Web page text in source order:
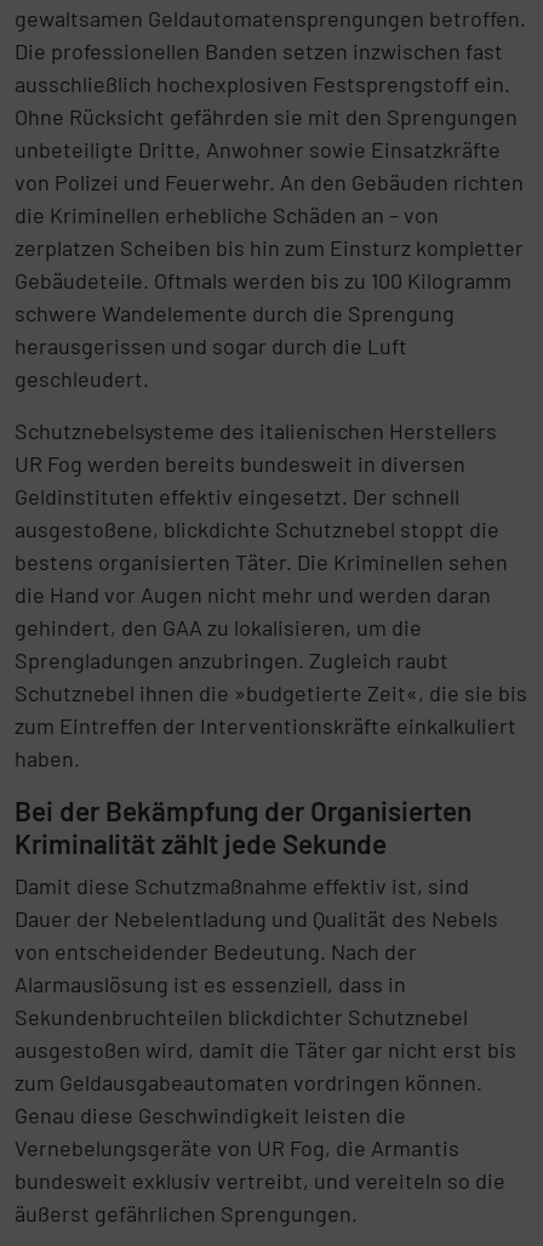
gewaltsamen Geldautomatensprengungen betroffen.
Die professionellen Banden setzen inzwischen fast
ausschließlich hochexplosiven Festsprengstoff ein.
Ohne Rücksicht gefährden sie mit den Sprengungen
unbeteiligte Dritte, Anwohner sowie Einsatzkräfte
von Polizei und Feuerwehr. An den Gebäuden richten
die Kriminellen erhebliche Schäden an – von
zerplatzen Scheiben bis hin zum Einsturz kompletter
Gebäudeteile. Oftmals werden bis zu 100 Kilogramm
schwere Wandelemente durch die Sprengung
herausgerissen und sogar durch die Luft
geschleudert.
Schutznebelsysteme des italienischen Herstellers
UR Fog werden bereits bundesweit in diversen
Geldinstituten effektiv eingesetzt. Der schnell
ausgestoßene, blickdichte Schutznebel stoppt die
bestens organisierten Täter. Die Kriminellen sehen
die Hand vor Augen nicht mehr und werden daran
gehindert, den GAA zu lokalisieren, um die
Sprengladungen anzubringen. Zugleich raubt
Schutznebel ihnen die »budgetierte Zeit«, die sie bis
zum Eintreffen der Interventionskräfte einkalkuliert
haben.
Bei der Bekämpfung der Organisierten
Kriminalität zählt jede Sekunde
Damit diese Schutzmaßnahme effektiv ist, sind
Dauer der Nebelentladung und Qualität des Nebels
von entscheidender Bedeutung. Nach der
Alarmauslösung ist es essenziell, dass in
Sekundenbruchteilen blickdichter Schutznebel
ausgestoßen wird, damit die Täter gar nicht erst bis
zum Geldausgabeautomaten vordringen können.
Genau diese Geschwindigkeit leisten die
Vernebelungsgeräte von UR Fog, die Armantis
bundesweit exklusiv vertreibt, und vereiteln so die
äußerst gefährlichen Sprengungen.